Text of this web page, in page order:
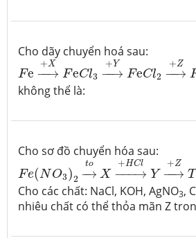
Cho dãy chuyển hoá sau:
Fe
+X
−
−→ FeCl3
+Y
−
−→ FeCl2
+Z
−
−→
Fe→+X FeCl3→+YFeCl →+Z
không thể là:
Cho sơ đồ chuyển hóa sau:
Fe(NO3)2
to
−
→ X
+HCl
−−−→ Y
+Z
−
−→ T
Fe(NO 3)2→toX→+HClY →+Z
Cho các chất: NaCl, KOH, AgNO3,
nhiêu chất có thể thỏa mãn Z